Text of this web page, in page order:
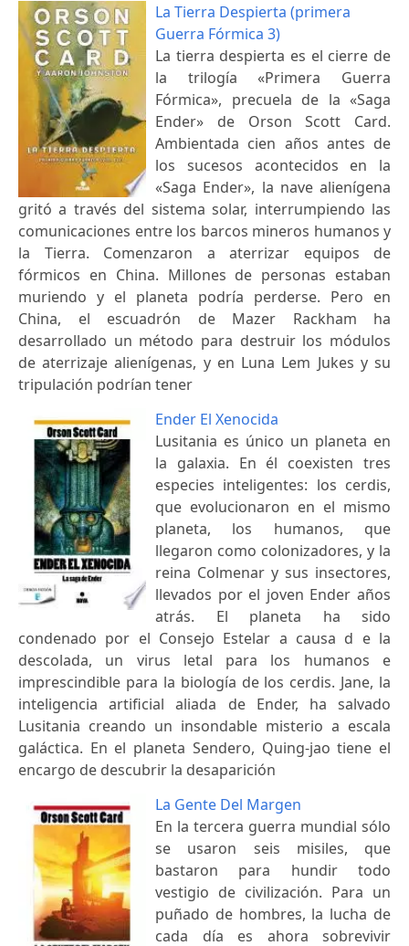
La Tierra Despierta (primera
Guerra Fórmica 3)
La tierra despierta es el cierre de
la trilogía «Primera Guerra
Fórmica», precuela de la «Saga
Ender» de Orson Scott Card.
Ambientada cien años antes de
los sucesos acontecidos en la
«Saga Ender», la nave alienígena
gritó a través del sistema solar, interrumpiendo las
comunicaciones entre los barcos mineros humanos y
la Tierra. Comenzaron a aterrizar equipos de
fórmicos en China. Millones de personas estaban
muriendo y el planeta podría perderse. Pero en
China, el escuadrón de Mazer Rackham ha
desarrollado un método para destruir los módulos
de aterrizaje alienígenas, y en Luna Lem Jukes y su
tripulación podrían tener
Ender El Xenocida
Lusitania es único un planeta en
la galaxia. En él coexisten tres
especies inteligentes: los cerdis,
que evolucionaron en el mismo
planeta, los humanos, que
llegaron como colonizadores, y la
reina Colmenar y sus insectores,
llevados por el joven Ender años
atrás. El planeta ha sido
condenado por el Consejo Estelar a causa d e la
descolada, un virus letal para los humanos e
imprescindible para la biología de los cerdis. Jane, la
inteligencia artificial aliada de Ender, ha salvado
Lusitania creando un insondable misterio a escala
galáctica. En el planeta Sendero, Quing-jao tiene el
encargo de descubrir la desaparición
La Gente Del Margen
En la tercera guerra mundial sólo
se usaron seis misiles, que
bastaron para hundir todo
vestigio de civilización. Para un
puñado de hombres, la lucha de
cada día es ahora sobrevivir